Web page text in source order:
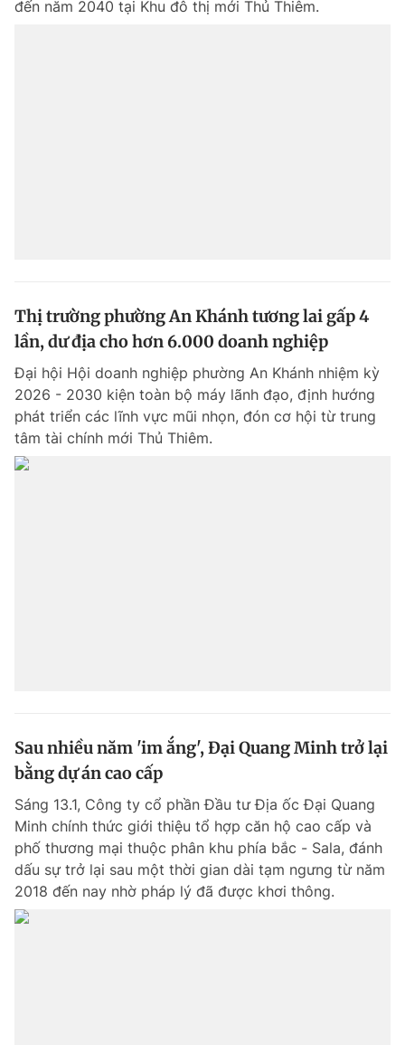
đến năm 2040 tại Khu đô thị mới Thủ Thiêm.
Thị trường phường An Khánh tương lai gấp 4
lần, dư địa cho hơn 6.000 doanh nghiệp
Đại hội Hội doanh nghiệp phường An Khánh nhiệm kỳ
2026 - 2030 kiện toàn bộ máy lãnh đạo, định hướng
phát triển các lĩnh vực mũi nhọn, đón cơ hội từ trung
tâm tài chính mới Thủ Thiêm.
Sau nhiều năm 'im ắng', Đại Quang Minh trở lại
bằng dự án cao cấp
Sáng 13.1, Công ty cổ phần Đầu tư Địa ốc Đại Quang
Minh chính thức giới thiệu tổ hợp căn hộ cao cấp và
phố thương mại thuộc phân khu phía bắc - Sala, đánh
dấu sự trở lại sau một thời gian dài tạm ngưng từ năm
2018 đến nay nhờ pháp lý đã được khơi thông.